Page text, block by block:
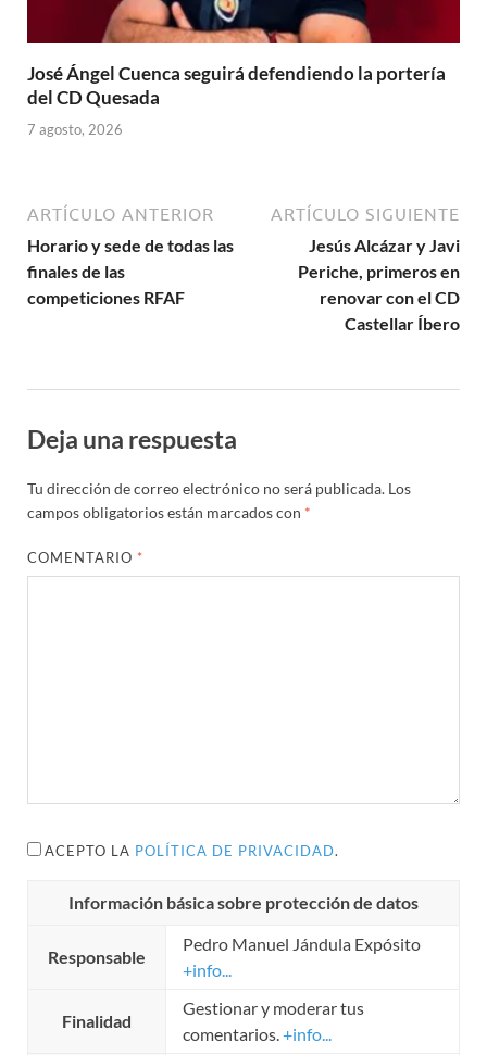
José Ángel Cuenca seguirá defendiendo la portería
del CD Quesada
7 agosto, 2026
ARTÍCULO ANTERIOR
Horario y sede de todas las
finales de las
competiciones RFAF
ARTÍCULO SIGUIENTE
Jesús Alcázar y Javi
Periche, primeros en
renovar con el CD
Castellar Íbero
Deja una respuesta
Tu dirección de correo electrónico no será publicada. Los
campos obligatorios están marcados con *
COMENTARIO *
ACEPTO LA POLÍTICA DE PRIVACIDAD.
Información básica sobre protección de datos
Responsable
Pedro Manuel Jándula Expósito
+info...
Finalidad
Gestionar y moderar tus
comentarios. +info...